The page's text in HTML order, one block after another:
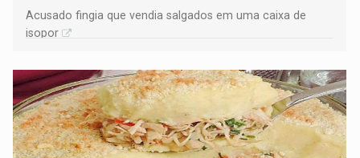
Acusado fingia que vendia salgados em uma caixa de
isopor